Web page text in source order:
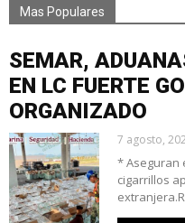
Mas Populares
SEMAR,
EN LC FUERTE
ORGANIZADO
7 agosto,
* Aseguran
cigarrillos